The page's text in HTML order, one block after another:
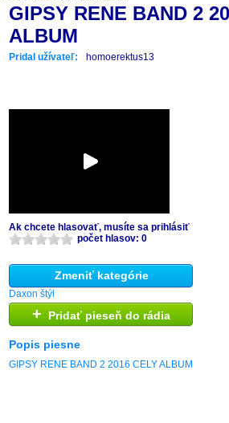
GIPSY RENE BAND 2
ALBUM
Pridal užívateľ: homoerektus13
Ak chcete hlasovať, musíte sa prihlásiť
počet hlasov: 0
Zmeniť kategórie
Daxon štýl
+ Pridať pieseň do rádia
Popis piesne
GIPSY RENE BAND 2 2016 CELY ALBUM